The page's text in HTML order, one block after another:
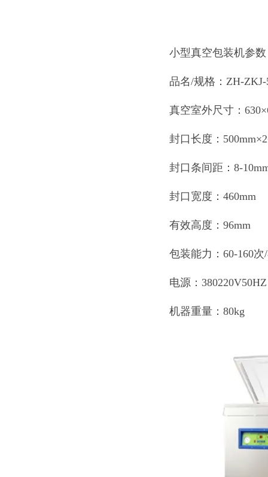
小型真空包装机参
品名/规格：ZH-ZKJ-
真空室外尺寸：
封口长度：
封口条间距：8-
封口宽度：460mm
有效高度：96mm
包装能力：60-160次
电源：380220V50HZ
机器重量：80kg